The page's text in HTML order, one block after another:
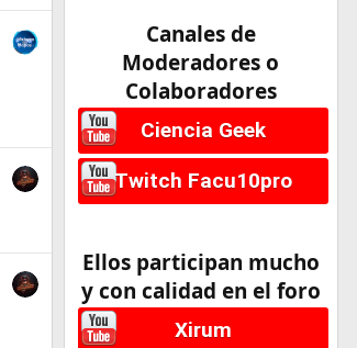
Canales de
Moderadores o
Colaboradores
Ciencia Geek
Twitch Facu10pro
Ellos participan mucho
y con calidad en el foro
Xirum